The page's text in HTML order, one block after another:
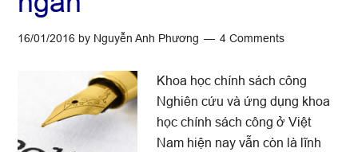
sách
hoạt
động
lập
pháp
16/01/2016 by Nguyễn Anh Phương 4 Comments
Khoa học chính sách công
Nghiên cứu và ứng dụng khoa
học chính sách công ở Việt
Nam hiện nay vẫn còn là lĩnh